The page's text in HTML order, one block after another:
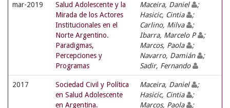
mar-2019
Salud Adolescente y la
Mirada de los Actores
Institucionales en el
Norte Argentino.
Paradigmas,
Percepciones y
Programas
Maceira, Daniel
;
Hasicic, Cintia
;
Carlino, Milva
;
Ibarra, Marcelo P
;
Marcos, Paola
;
Navarro, Damián
;
Sadir, Fernando
2017
Sociedad Civil y Política
en Salud Adolescente
en Argentina.
Maceira, Daniel
;
Hasicic, Cintia
;
Marcos, Paola
;